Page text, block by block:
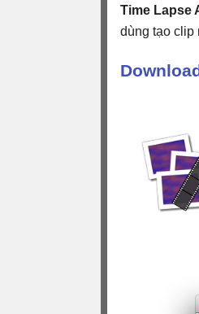
Time Lapse
dùng tạo clip